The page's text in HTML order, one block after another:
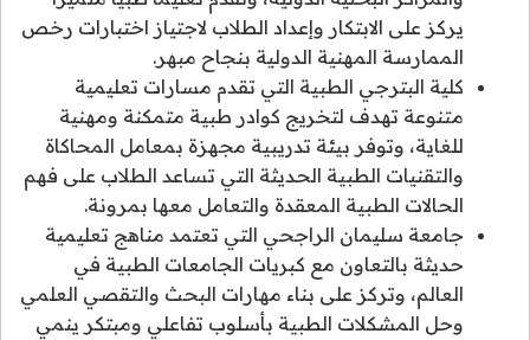
يركز على الابتكار وإعداد الطلاب لاجتياز اختبارات رخص
الممارسة المهنية الدولية بنجاح مبهر.
كلية البترجي الطبية التي تقدم مسارات تعليمية
متنوعة تهدف لتخريج كوادر طبية متمكنة ومهنية
للغاية، وتوفر بيئة تدريبية مجهزة بمعامل المحاكاة
والتقنيات الطبية الحديثة التي تساعد الطلاب على فهم
الحالات الطبية المعقدة والتعامل معها بمرونة.
جامعة سليمان الراجحي التي تعتمد مناهج تعليمية
حديثة بالتعاون مع كبريات الجامعات الطبية في
العالم، وتركز على بناء مهارات البحث والتقصي العلمي
وحل المشكلات الطبية بأسلوب تفاعلي ومبتكر ينمي